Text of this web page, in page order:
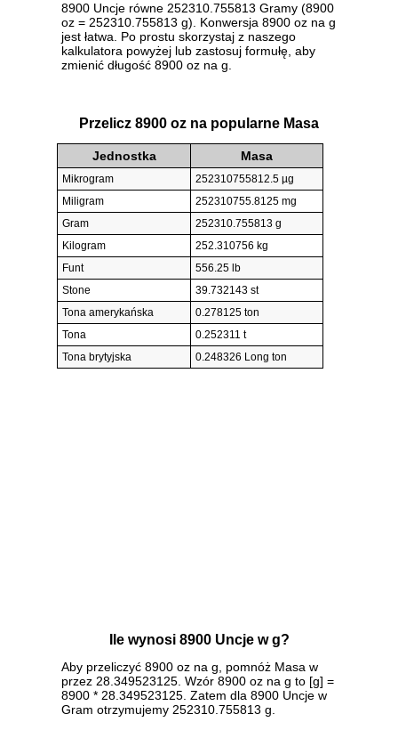
8900 Uncje równe 252310.755813 Gramy (8900
oz = 252310.755813 g). Konwersja 8900 oz na g
jest łatwa. Po prostu skorzystaj z naszego
kalkulatora powyżej lub zastosuj formułę, aby
zmienić długość 8900 oz na g.
Przelicz 8900 oz na popularne Masa
Jednostka Masa
Mikrogram
252310755812.5 µg
Miligram
252310755.8125 mg
Gram
252310.755813 g
Kilogram
252.310756 kg
Funt
556.25 lb
Stone
39.732143 st
Tona amerykańska
0.278125 ton
Tona
0.252311 t
Tona brytyjska
0.248326 Long ton
Ile wynosi 8900 Uncje w g?
Aby przeliczyć 8900 oz na g, pomnóż Masa w
przez 28.349523125. Wzór 8900 oz na g to [g] =
8900 * 28.349523125. Zatem dla 8900 Uncje w
Gram otrzymujemy 252310.755813 g.